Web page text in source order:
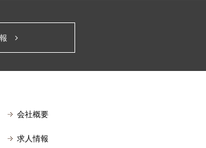
報
会社概要
求人情報